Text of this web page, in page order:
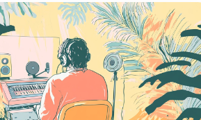
ce que vous téléchargez à des fins